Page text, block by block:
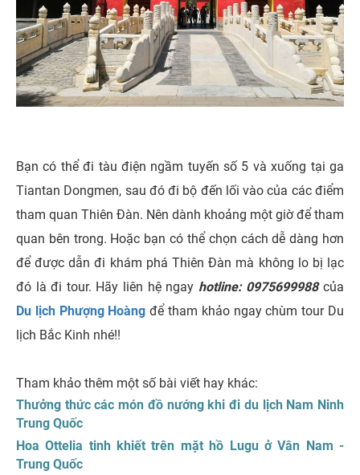
Bạn có thể đi tàu điện ngầm tuyến số 5 và xuống tại ga
Tiantan Dongmen, sau đó đi bộ đến lối vào của các điểm
tham quan Thiên Đàn. Nên dành khoảng một giờ để tham
quan bên trong. Hoặc bạn có thể chọn cách dễ dàng hơn
để được dẫn đi khám phá Thiên Đàn mà không lo bị lạc
đó là đi tour. Hãy liên hệ ngay hotline: 0975699988của
Du lịch Phượng Hoàngđể tham khảo ngay chùm tour Du
lịch Bắc Kinh nhé!!
Tham khảo thêm một số bài viết hay khác:
Thưởng thức các món đồ nướng khi đi du lịch Nam Ninh
Trung Quốc
Hoa Ottelia tinh khiết trên mặt hồ Lugu ở Vân Nam -
Trung Quốc